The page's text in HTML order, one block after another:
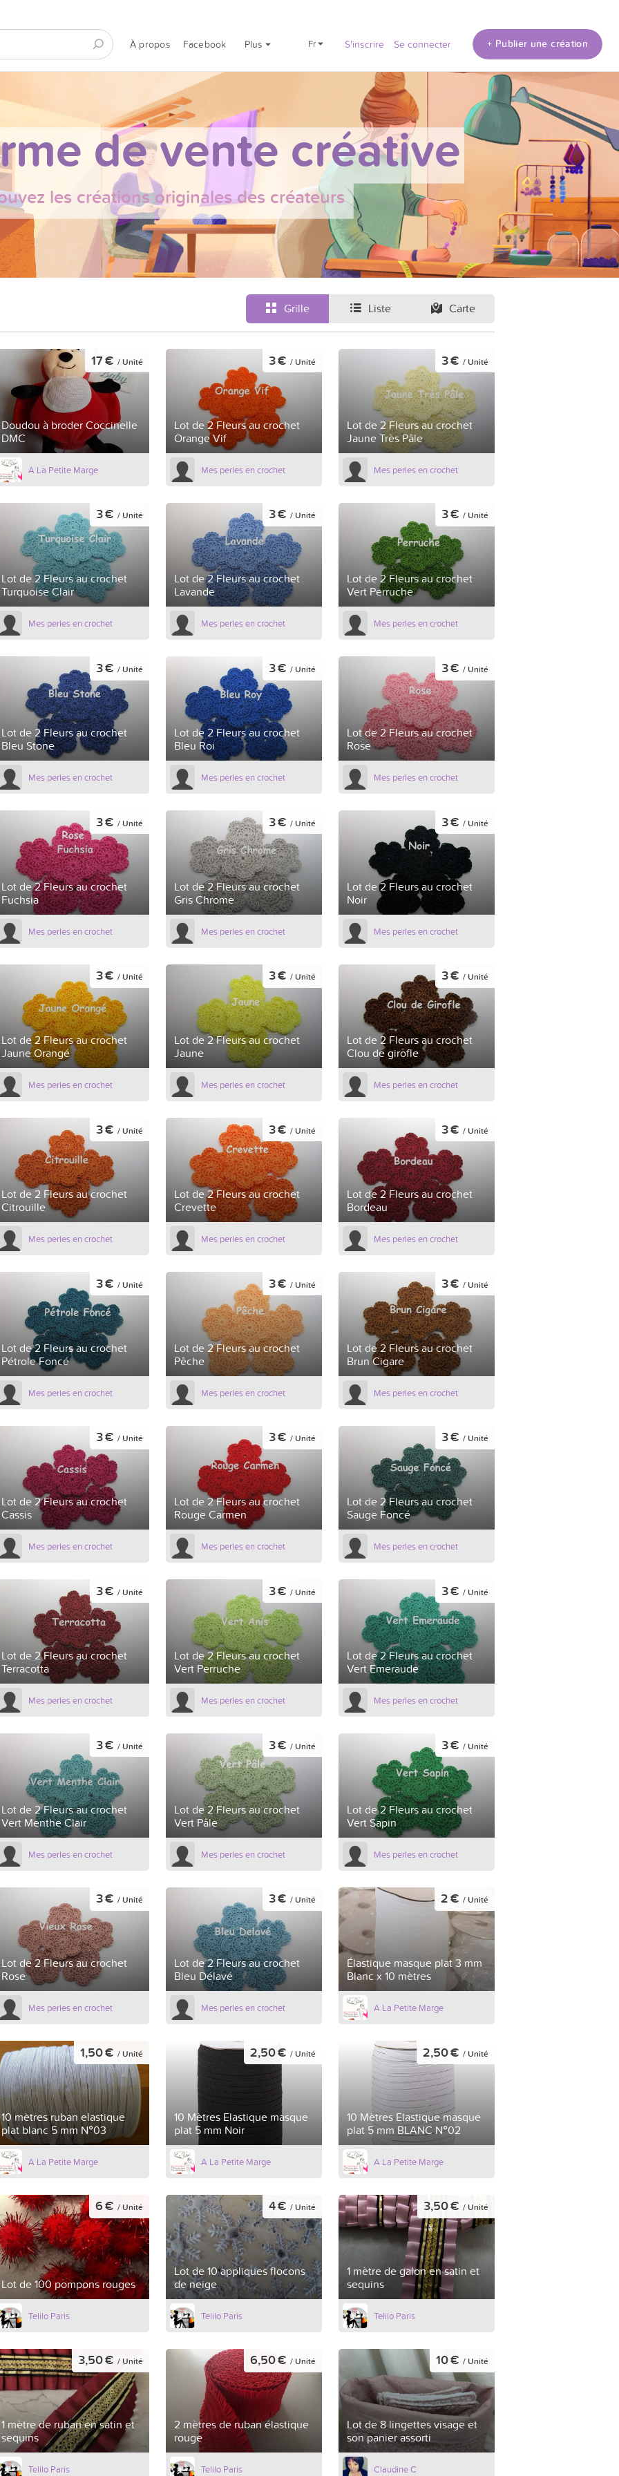
À propos Facebook Plus fr S'inscrire Se connecter + Publier une création
de vente créative
les créations originales des créateurs
Grille Liste Carte
Doudou à broder Coccinelle
DMC
17 € / Unité
A La Petite Marge
Lot de 2 Fleurs au crochet
Orange Vif
3 € / Unité
Mes perles en crochet
Lot de 2 Fleurs au crochet
Jaune Très Pâle
3 € / Unité
Mes perles en crochet
Lot de 2 Fleurs au crochet
Turquoise Clair
3 € / Unité
Mes perles en crochet
Lot de 2 Fleurs au crochet
Lavande
3 € / Unité
Mes perles en crochet
Lot de 2 Fleurs au crochet
Vert Perruche
3 € / Unité
Mes perles en crochet
Lot de 2 Fleurs au crochet
Bleu Stone
3 € / Unité
Mes perles en crochet
Lot de 2 Fleurs au crochet
Bleu Roi
3 € / Unité
Mes perles en crochet
Lot de 2 Fleurs au crochet
Rose
3 € / Unité
Mes perles en crochet
Lot de 2 Fleurs au crochet
Fuchsia
3 € / Unité
Mes perles en crochet
Lot de 2 Fleurs au crochet
Gris Chrome
3 € / Unité
Mes perles en crochet
Lot de 2 Fleurs au crochet
Noir
3 € / Unité
Mes perles en crochet
Lot de 2 Fleurs au crochet
Jaune Orangé
3 € / Unité
Mes perles en crochet
Lot de 2 Fleurs au crochet
Jaune
3 € / Unité
Mes perles en crochet
Lot de 2 Fleurs au crochet
Clou de girofle
3 € / Unité
Mes perles en crochet
Lot de 2 Fleurs au crochet
Citrouille
3 € / Unité
Mes perles en crochet
Lot de 2 Fleurs au crochet
Crevette
3 € / Unité
Mes perles en crochet
Lot de 2 Fleurs au crochet
Bordeau
3 € / Unité
Mes perles en crochet
Lot de 2 Fleurs au crochet
Pétrole Foncé
3 € / Unité
Mes perles en crochet
Lot de 2 Fleurs au crochet
Pêche
3 € / Unité
Mes perles en crochet
Lot de 2 Fleurs au crochet
Brun Cigare
3 € / Unité
Mes perles en crochet
Lot de 2 Fleurs au crochet
Cassis
3 € / Unité
Mes perles en crochet
Lot de 2 Fleurs au crochet
Rouge Carmen
3 € / Unité
Mes perles en crochet
Lot de 2 Fleurs au crochet
Sauge Foncé
3 € / Unité
Mes perles en crochet
Lot de 2 Fleurs au crochet
Terracotta
3 € / Unité
Mes perles en crochet
Lot de 2 Fleurs au crochet
Vert Perruche
3 € / Unité
Mes perles en crochet
Lot de 2 Fleurs au crochet
Vert Emeraude
3 € / Unité
Mes perles en crochet
Lot de 2 Fleurs au crochet
Vert Menthe Clair
3 € / Unité
Mes perles en crochet
Lot de 2 Fleurs au crochet
Vert Pâle
3 € / Unité
Mes perles en crochet
Lot de 2 Fleurs au crochet
Vert Sapin
3 € / Unité
Mes perles en crochet
Lot de 2 Fleurs au crochet
Rose
3 € / Unité
Mes perles en crochet
Lot de 2 Fleurs au crochet
Bleu Délavé
3 € / Unité
Mes perles en crochet
Élastique masque plat 3 mm
Blanc x 10 mètres
2 € / Unité
A La Petite Marge
10 mètres ruban elastique
plat blanc 5 mm N°03
1,50 € / Unité
A La Petite Marge
10 Mètres Elastique masque
plat 5 mm Noir
2,50 € / Unité
A La Petite Marge
10 Mètres Elastique masque
plat 5 mm BLANC N°02
2,50 € / Unité
A La Petite Marge
Lot de 100 pompons rouges
6 € / Unité
Telilo Paris
Lot de 10 appliques flocons
de neige
4 € / Unité
Telilo Paris
1 mètre de galon en satin et
sequins
3,50 € / Unité
Telilo Paris
1 mètre de ruban en satin et
sequins
3,50 € / Unité
Telilo Paris
2 mètres de ruban élastique
rouge
6,50 € / Unité
Telilo Paris
Lot de 8 lingettes visage et
son panier assorti
10 € / Unité
Claudine C